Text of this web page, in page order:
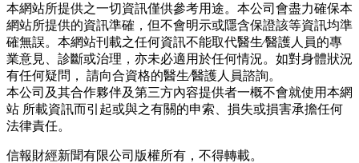
本網站所提供之一切資訊僅供參考用途。本公司會盡力確保本
網站所提供的資訊準確，但不會明示或隱含保證該等資訊均準
確無誤。本網站刊載之任何資訊不能取代醫生∕醫護人員的專
業意見、診斷或治理，亦未必適用於任何情況。如對身體狀況
有任何疑問， 請向合資格的醫生∕醫護人員諮詢。
本公司及其合作夥伴及第三方內容提供者一概不會就使用本網
站 所載資訊而引起或與之有關的申索、損失或損害承擔任何
法律責任。
信報財經新聞有限公司版權所有，不得轉載。